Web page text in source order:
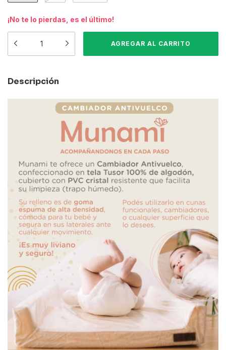
¡No te lo pierdas, es el último!
Descripción